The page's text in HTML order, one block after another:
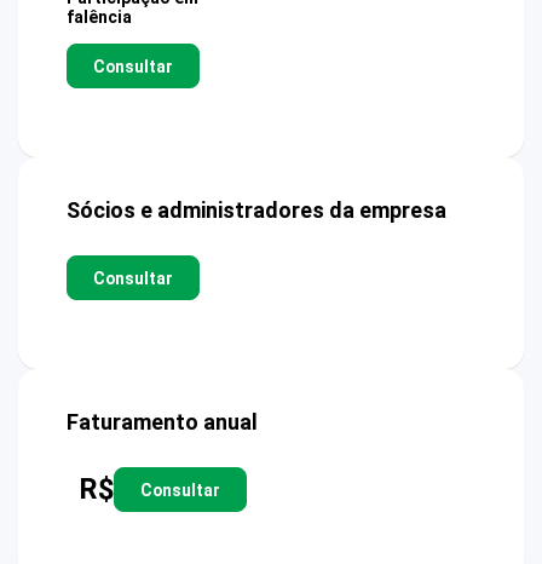
falência
Consultar
Sócios e administradores da empresa
Consultar
Faturamento anual
R$ Consultar